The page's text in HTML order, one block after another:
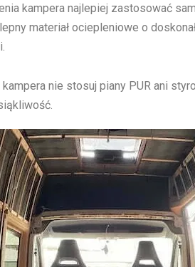
kampera najlepiej zastosować
materiał ociepleniowe o
nie stosuj piany PUR ani